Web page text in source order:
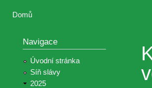
Domů
Navigace
Úvodní stránka
Síň slávy
2025